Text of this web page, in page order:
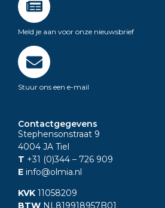
Meld je aan voor onze nieuwsbrief
Stuur ons een e-mail
Contactgegevens
Stephensonstraat 9
4004 JA Tiel
T +31 (0)344 – 726 909
E info@olmia.nl
KVK 11058209
BTW NL819918957B01